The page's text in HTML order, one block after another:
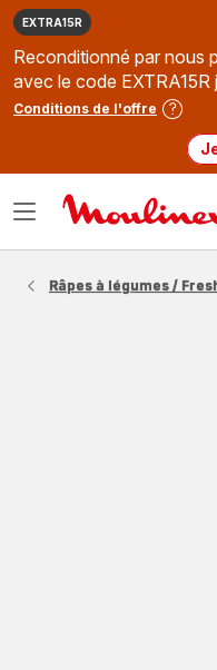
EXTRA15R
Reconditionné par nous
avec le code
Conditions de l'offre
Ouvrir
Râpes à légumes /